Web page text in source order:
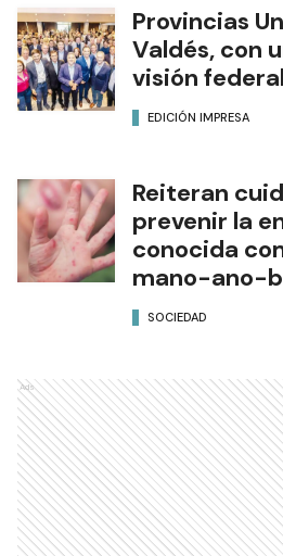
Provincias
Valdés, con
visión federal
EDICIÓN IMPRESA
Reiteran
prevenir la
conocida
mano-ano-
SOCIEDAD
Ads